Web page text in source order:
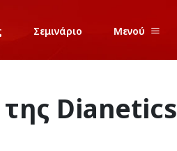
Σεμινάριο Μενού
της Dianetics